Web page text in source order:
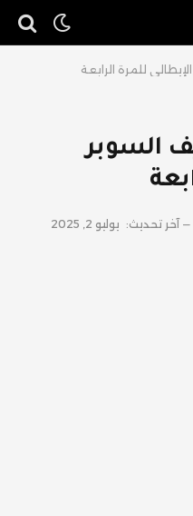
للمرة الرابعة
السوبر
آخر تحديث: يوليو 2, 2025